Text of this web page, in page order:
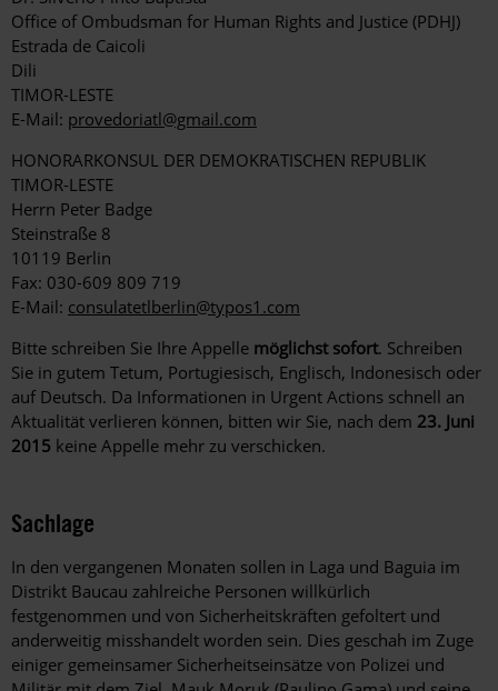
Office of Ombudsman for Human Rights and Justice (PDHJ)
Estrada de Caicoli
Dili
TIMOR-LESTE
E-Mail: provedoriatl@gmail.com
HONORARKONSUL DER DEMOKRATISCHEN REPUBLIK
TIMOR-LESTE
Herrn Peter Badge
Steinstraße 8
10119 Berlin
Fax: 030-609 809 719
E-Mail: consulatetlberlin@typos1.com
Bitte schreiben Sie Ihre Appelle möglichst sofort. Schreiben
Sie in gutem Tetum, Portugiesisch, Englisch, Indonesisch oder
auf Deutsch. Da Informationen in Urgent Actions schnell an
Aktualität verlieren können, bitten wir Sie, nach dem 23. Juni
2015 keine Appelle mehr zu verschicken.
Sachlage
In den vergangenen Monaten sollen in Laga und Baguia im
Distrikt Baucau zahlreiche Personen willkürlich
festgenommen und von Sicherheitskräften gefoltert und
anderweitig misshandelt worden sein. Dies geschah im Zuge
einiger gemeinsamer Sicherheitseinsätze von Polizei und